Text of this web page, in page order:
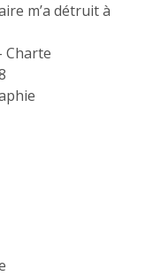
m’a détruit à
Charte